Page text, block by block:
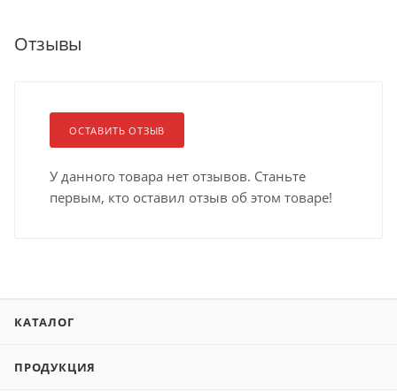
Отзывы
ОСТАВИТЬ ОТЗЫВ
У данного товара нет отзывов. Станьте
первым, кто оставил отзыв об этом товаре!
КАТАЛОГ
ПРОДУКЦИЯ